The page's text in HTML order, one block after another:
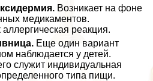
Возникает на фоне
медикаментов.
аллергическая реакция.
Еще один вариант
наблюдается у детей.
служит индивидуальная
типа пищи.